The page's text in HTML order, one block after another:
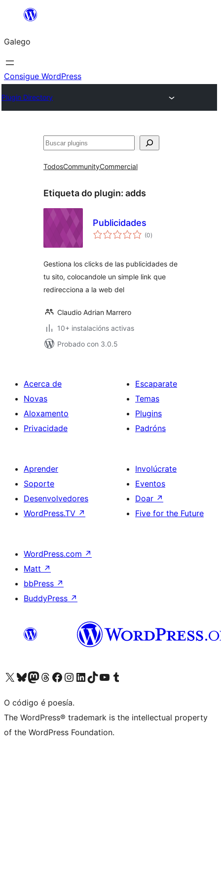
Saltar
contido
Galego
Consigue WordPress
Plugin Directory
Buscar
TodosCommunityCommercial
Etiqueta do plugin: adds
Publicidades
(0valoracións
totais
)
Gestiona los clicks de las publicidades de
tu sito, colocandole un simple link que
redirecciona a la web del
Claudio Adrian Marrero
10+ instalacións activas
Probado con 3.0.5
Acerca de
Novas
Aloxamento
Privacidade
Escaparate
Temas
Plugins
Padróns
Aprender
Soporte
Desenvolvedores
WordPress.TV ↗
Involúcrate
Eventos
Doar ↗
Five for the Future
WordPress.com ↗
Matt ↗
bbPress ↗
BuddyPress ↗
Visita la cuenta de X (anteriormente Twitter)
Visita a nosa conta de Bluesky
Visita a nosa conta de Mastodon
Visita a nosa conta de Threads
Visita a nosa páxina de Facebook
Visita a nosa conta de Instagram
Visita a nosa conta de LinkedIn
Visita a nosa conta de TikTok
Visita a nosa canle de YouTube
Visita a nosa conta de Tumblr
O código é poesía.
The WordPress® trademark is the intellectual property
of the WordPress Foundation.